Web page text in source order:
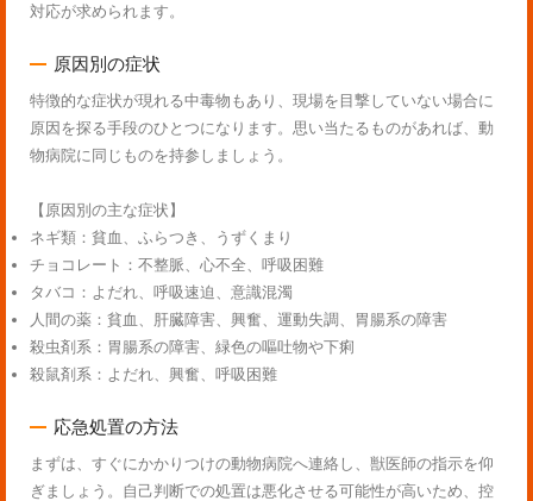
対応が求められます。
原因別の症状
特徴的な症状が現れる中毒物もあり、現場を目撃していない場合に
原因を探る手段のひとつになります。思い当たるものがあれば、動
物病院に同じものを持参しましょう。
【原因別の主な症状】
ネギ類：貧血、ふらつき、うずくまり
チョコレート：不整脈、心不全、呼吸困難
タバコ：よだれ、呼吸速迫、意識混濁
人間の薬：貧血、肝臓障害、興奮、運動失調、胃腸系の障害
殺虫剤系：胃腸系の障害、緑色の嘔吐物や下痢
殺鼠剤系：よだれ、興奮、呼吸困難
応急処置の方法
まずは、すぐにかかりつけの動物病院へ連絡し、獣医師の指示を仰
ぎましょう。自己判断での処置は悪化させる可能性が高いため、控